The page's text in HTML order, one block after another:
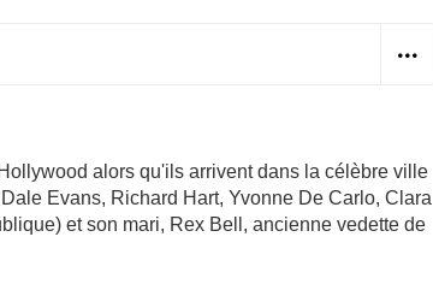
alors qu'ils arrivent dans la célèbre ville
Evans, Richard Hart, Yvonne De Carlo, Clara
et son mari, Rex Bell, ancienne vedette de